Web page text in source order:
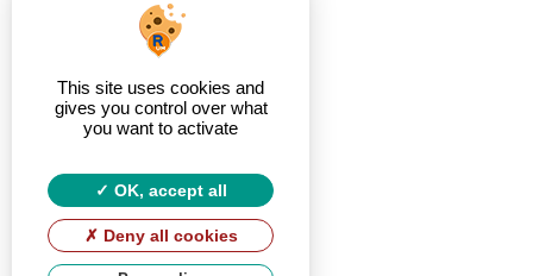
This site uses cookies and
gives you control over what
you want to activate
OK, accept all
Deny all cookies